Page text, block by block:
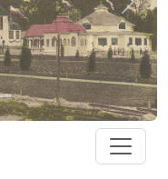
Next